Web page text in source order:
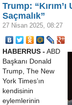
Trump:
Saçmalık”
27 Nisan 2025, 08:27
HABERRUS - ABD
Başkanı Donald
Trump, The New
York Times’ın
kendisinin
eylemlerinin